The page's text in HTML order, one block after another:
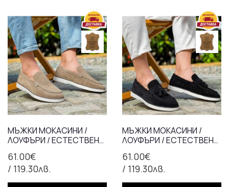
61.00€
/ 119.30лв.
МЪЖКИ МОКАСИНИ /
ЛОУФЪРИ / ЕСТЕСТВЕНА
АНАТОМИЧНА СТЕЛКА
61.00€
/ 119.30лв.
МЪЖКИ МОКАСИНИ /
ЛОУФЪРИ / ЕСТЕСТВЕНА
АНАТОМИЧНА СТЕЛКА